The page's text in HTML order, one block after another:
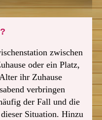
zwischen
oder ein Platz,
ihr Zuhause
verbringen
der Fall und die
Situation. Hinzu